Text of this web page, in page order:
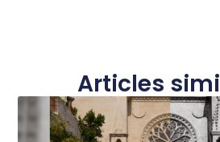
Articles